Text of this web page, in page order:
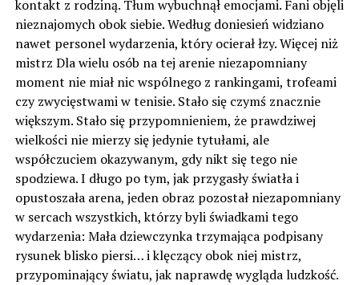
kontakt z rodziną. Tłum wybuchnął emocjami. Fani objęli
nieznajomych obok siebie. Według doniesień widziano
nawet personel wydarzenia, który ocierał łzy. Więcej niż
mistrz Dla wielu osób na tej arenie niezapomniany
moment nie miał nic wspólnego z rankingami, trofeami
czy zwycięstwami w tenisie. Stało się czymś znacznie
większym. Stało się przypomnieniem, że prawdziwej
wielkości nie mierzy się jedynie tytułami, ale
współczuciem okazywanym, gdy nikt się tego nie
spodziewa. I długo po tym, jak przygasły światła i
opustoszała arena, jeden obraz pozostał niezapomniany
w sercach wszystkich, którzy byli świadkami tego
wydarzenia: Mała dziewczynka trzymająca podpisany
rysunek blisko piersi… i klęczący obok niej mistrz,
przypominający światu, jak naprawdę wygląda ludzkość.